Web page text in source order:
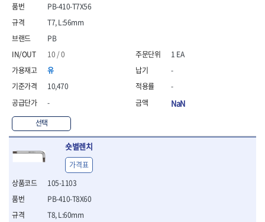
- 날교환드라이버세트
- 드라이버핸들
- 비트세트
- 비트홀다드라이버
- 비트홀다드라이버세트
- 드라이버블레이드
- 별비트
- 육각비트
- 검전드라이버
- 육각T렌치
- 전동비트홀다
- 드라이버비트세트
- 옵셋드라이버
- 스크래퍼드라이버
- 정밀드라이버
- 기어렌치
- 에어앵글그라인더
- 에어원형샌더
- 에어펀치
- 습식그라인더
- 건식그라인더
- 기타 악세사리
- 루터, 루터테이블
이젠
일레드
츠노다(TTC)
PB
10 / 0
유
10,470
-
선택
PB-410-T7X56
T7, L:56mm
1 EA
-
-
NaN
숏별렌치
105-1103
PB-410-T8X60
T8, L:60mm
가격표